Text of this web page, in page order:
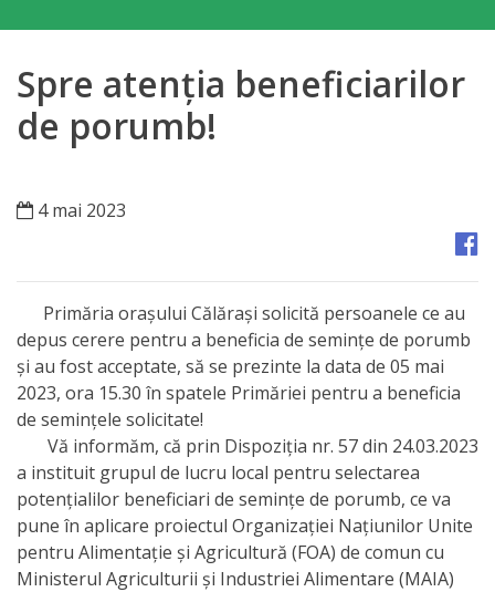
Personalități
Regulamente
Orașe
Registrul
de
Stat
al
Actelor
Locale
Primăria
Spre atenția beneficiarilor
de porumb!
4 mai 2023
Primăria orașului Călărași solicită persoanele ce au
depus cerere pentru a beneficia de semințe de porumb
și au fost acceptate, să se prezinte la data de 05 mai
2023, ora 15.30 în spatele Primăriei pentru a beneficia
de semințele solicitate!
Vă informăm, că prin Dispoziția nr. 57 din 24.03.2023
a instituit grupul de lucru local pentru selectarea
potențialilor beneficiari de semințe de porumb, ce va
pune în aplicare proiectul Organizației Națiunilor Unite
pentru Alimentație și Agricultură (FOA) de comun cu
Ministerul Agriculturii și Industriei Alimentare (MAIA)